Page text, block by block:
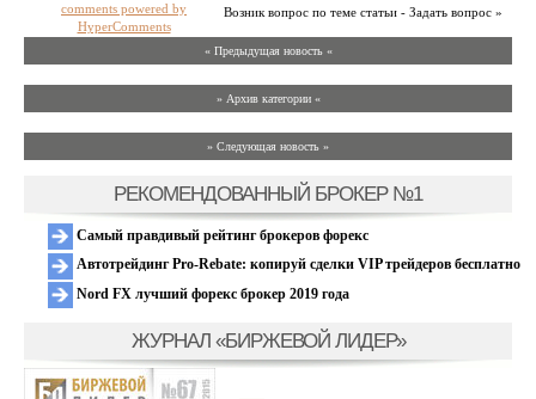
Возник вопрос по теме статьи - Задать вопрос »
comments powered by
HyperComments
« Предыдущая новость «
» Архив категории «
» Следующая новость »
РЕКОМЕНДОВАННЫЙ БРОКЕР №1
Самый правдивый рейтинг брокеров форекс
Автотрейдинг Pro-Rebate: копируй сделки VIP трейдеров бесплатно
Nord FX лучший форекс брокер 2019 года
ЖУРНАЛ «БИРЖЕВОЙ ЛИДЕР»